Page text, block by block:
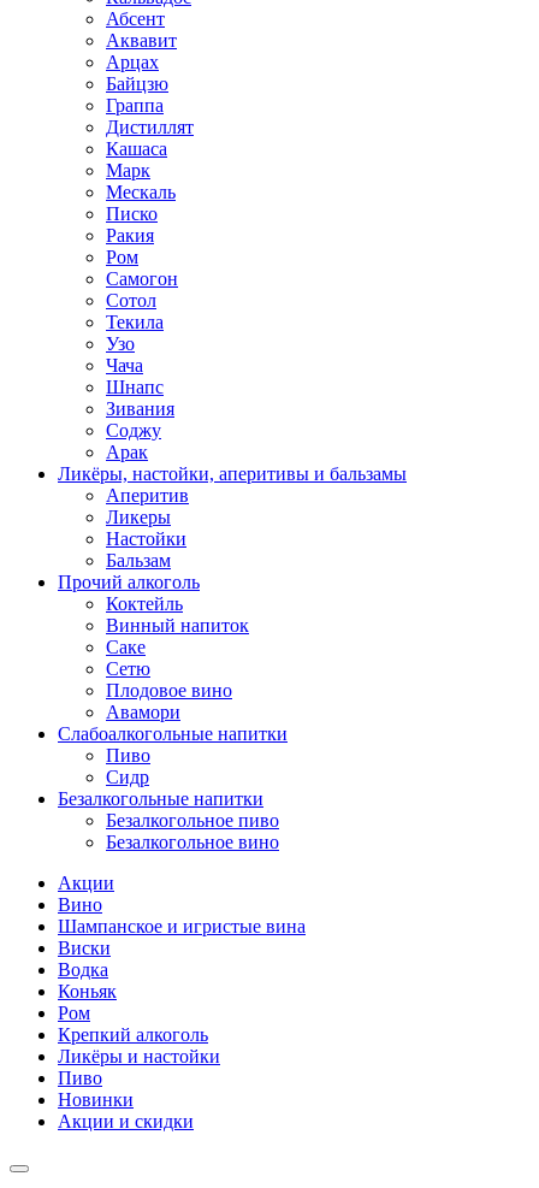
Абсент
Аквавит
Арцах
Байцзю
Граппа
Дистиллят
Кашаса
Марк
Мескаль
Писко
Ракия
Ром
Самогон
Сотол
Текила
Узо
Чача
Шнапс
Зивания
Соджу
Арак
Ликёры, настойки, аперитивы и бальзамы
Аперитив
Ликеры
Настойки
Бальзам
Прочий алкоголь
Коктейль
Винный напиток
Саке
Сетю
Плодовое вино
Авамори
Слабоалкогольные напитки
Пиво
Сидр
Безалкогольные напитки
Безалкогольное пиво
Безалкогольное вино
Акции
Вино
Шампанское и игристые вина
Виски
Водка
Коньяк
Ром
Крепкий алкоголь
Ликёры и настойки
Пиво
Новинки
Акции и скидки